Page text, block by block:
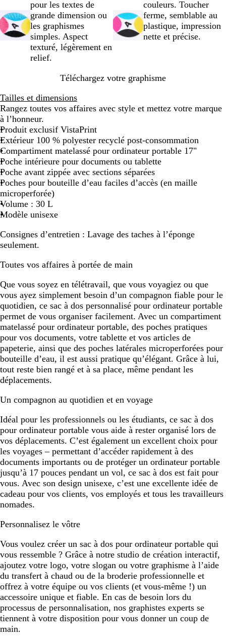
pour les textes de
grande dimension ou
les graphismes
simples. Aspect
texturé, légèrement en
relief.
couleurs. Toucher
ferme, semblable au
plastique, impression
nette et précise.
Téléchargez votre graphisme
Tailles et dimensions
Rangez toutes vos affaires avec style et mettez votre marque
à l’honneur.
Produit exclusif VistaPrint
Extérieur 100 % polyester recyclé post-consommation
Compartiment matelassé pour ordinateur portable 17"
Poche intérieure pour documents ou tablette
Poche avant zippée avec sections séparées
Poches pour bouteille d’eau faciles d’accès (en maille
microperforée)
Volume : 30 L
Modèle unisexe
Consignes d’entretien : Lavage des taches à l’éponge
seulement.
Toutes vos affaires à portée de main
Que vous soyez en télétravail, que vous voyagiez ou que
vous ayez simplement besoin d’un compagnon fiable pour le
quotidien, ce sac à dos personnalisé pour ordinateur portable
permet de vous organiser facilement. Avec un compartiment
matelassé pour ordinateur portable, des poches pratiques
pour vos documents, votre tablette et vos articles de
papeterie, ainsi que des poches latérales microperforées pour
bouteille d’eau, il est aussi pratique qu’élégant. Grâce à lui,
tout reste bien rangé et à sa place, même pendant les
déplacements.
Un compagnon au quotidien et en voyage
Idéal pour les professionnels ou les étudiants, ce sac à dos
pour ordinateur portable vous aide à rester organisé lors de
vos déplacements. C’est également un excellent choix pour
les voyages – permettant d’accéder rapidement à des
documents importants ou de protéger un ordinateur portable
jusqu’à 17 pouces pendant un vol, ce sac à dos est fait pour
vous. Avec son design unisexe, c’est une excellente idée de
cadeau pour vos clients, vos employés et tous les travailleurs
nomades.
Personnalisez le vôtre
Vous voulez créer un sac à dos pour ordinateur portable qui
vous ressemble ? Grâce à notre studio de création interactif,
ajoutez votre logo, votre slogan ou votre graphisme à l’aide
du transfert à chaud ou de la broderie professionnelle et
offrez à votre équipe ou vos clients (et vous-même !) un
accessoire unique et fiable. En cas de besoin lors du
processus de personnalisation, nos graphistes experts se
tiennent à votre disposition pour vous donner un coup de
main.